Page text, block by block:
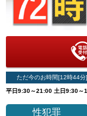
ただ今のお時間[12時44分
平日9:30～21:00 土日9:30
性犯罪